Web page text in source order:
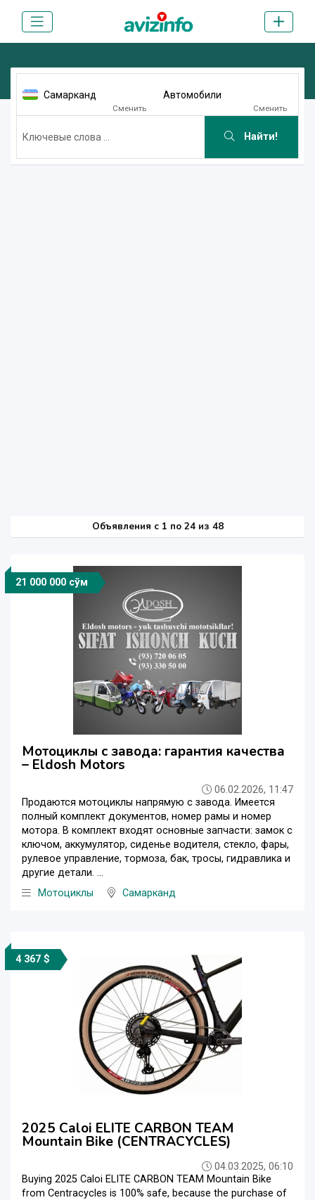
Самарканд
Сменить
Автомобили
Сменить
Найти!
Объявления c 1 по 24 из 48
21 000 000 сўм
Мотоциклы с завода: гарантия качества
– Eldosh Motors
06.02.2026, 11:47
Продаются мотоциклы напрямую с завода. Имеется
полный комплект документов, номер рамы и номер
мотора. В комплект входят основные запчасти: замок с
ключом, аккумулятор, сиденье водителя, стекло, фары,
рулевое управление, тормоза, бак, тросы, гидравлика и
другие детали. ...
Мотоциклы
Самарканд
4 367 $
2025 Caloi ELITE CARBON TEAM
Mountain Bike (CENTRACYCLES)
04.03.2025, 06:10
Buying 2025 Caloi ELITE CARBON TEAM Mountain Bike
from Centracycles is 100% safe, because the purchase of